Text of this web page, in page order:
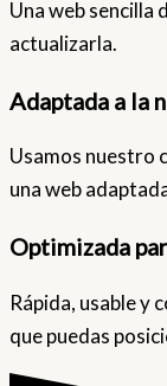
Una web sencilla
actualizarla.
Adaptada a la
Usamos nuestro
una web
Optimizada
Rápida, usable y
que puedas